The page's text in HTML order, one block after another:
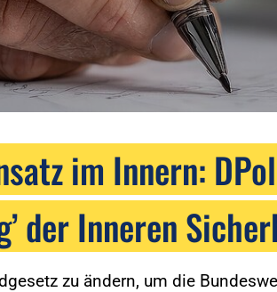
im Innern:
der Inneren
zu ändern, um die